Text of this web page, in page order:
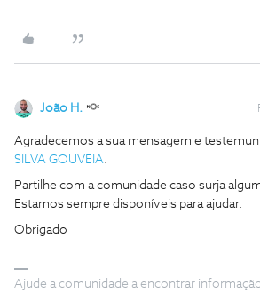
João H.
Agradecemos a sua mensagem e
SILVA GOUVEIA
Partilhe com a comunidade caso surja
Estamos sempre disponíveis para ajudar.
Obrigado
Ajude a comunidade a encontrar